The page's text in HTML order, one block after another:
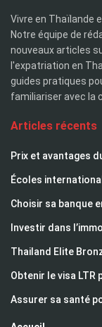
Vivre en Thaïlande
Notre équipe de
nouveaux articles
l'expatriation en
guides pratiques
familiariser avec la
Articles récents
Prix et avantages
Écoles
Choisir sa banque
Investir dans
Thailand Elite
Obtenir le visa
Assurer sa santé